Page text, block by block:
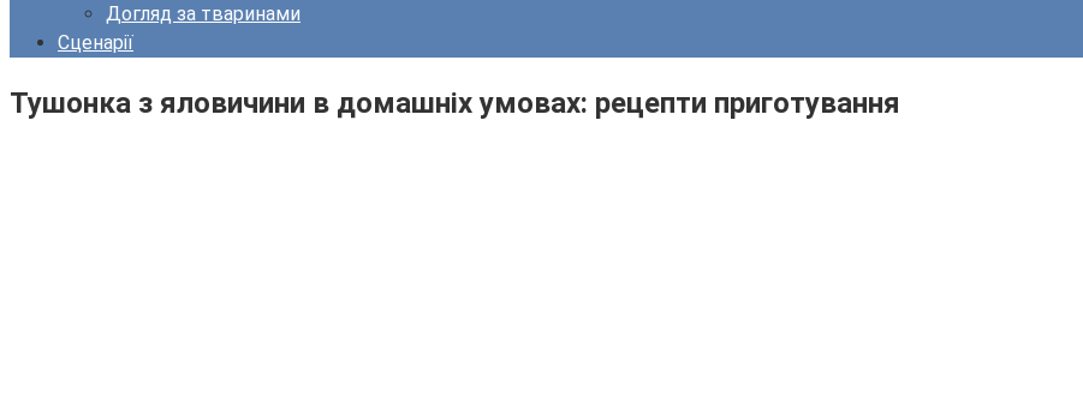
Догляд за тваринами
Сценарії
Тушонка з яловичини в домашніх умовах: рецепти приготування